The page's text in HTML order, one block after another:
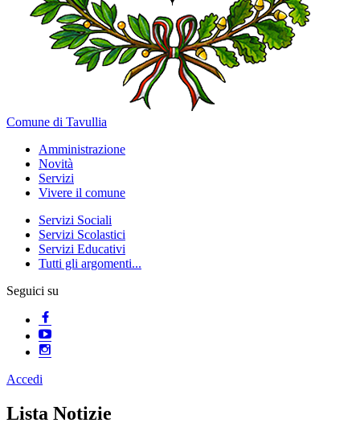
Comune di Tavullia
Amministrazione
Novità
Servizi
Vivere il comune
Servizi Sociali
Servizi Scolastici
Servizi Educativi
Tutti gli argomenti...
Seguici su
Accedi
Homepage
Lista Notizie